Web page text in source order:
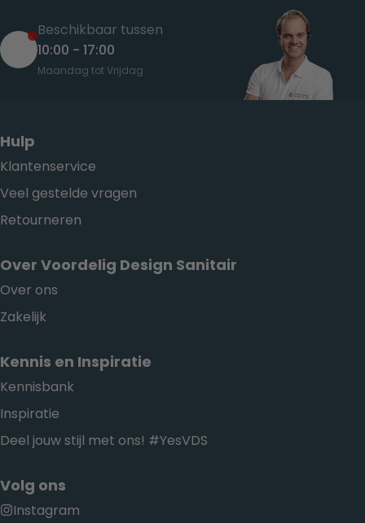
Beschikbaar tussen
10:00 - 17:00
Maandag tot Vrijdag
Hulp
Klantenservice
Veel gestelde vragen
Retourneren
Over Voordelig Design Sanitair
Over ons
Zakelijk
Kennis en Inspiratie
Kennisbank
Inspiratie
Deel jouw stijl met ons! #YesVDS
Volg ons
Instagram